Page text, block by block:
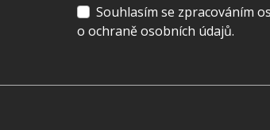
Souhlasím se zpracováním
o ochraně osobních údajů.